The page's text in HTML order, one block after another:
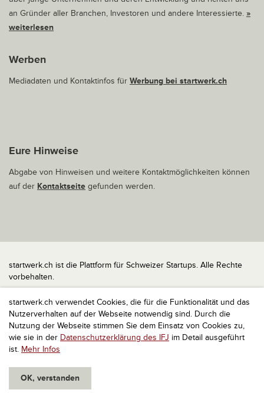
startwerk.ch verwendet Cookies, die für die Funktionalität und das
Nutzerverhalten auf der Webseite notwendig sind. Durch die
Nutzung der Webseite stimmen Sie dem Einsatz von Cookies zu,
wie sie in der Datenschutzerklärung des IFJ im Detail ausgeführt
ist. Mehr Infos
OK, verstanden
an Gründer aller Branchen, Investoren und andere Interessierte. »
weiterlesen
Werben
Mediadaten und Kontaktinfos für Werbung bei startwerk.ch
Eure Hinweise
Abgabe von Hinweisen und weitere Kontaktmöglichkeiten können
auf der Kontaktseite gefunden werden.
startwerk.ch ist die Plattform für Schweizer Startups. Alle Rechte
vorbehalten.
Impressum
Kontakt
nach oben